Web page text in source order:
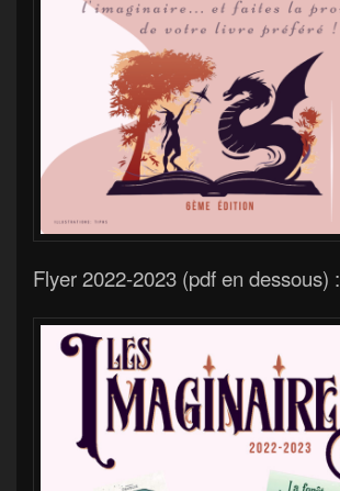
Flyer 2022-2023 (pdf en dessous) :